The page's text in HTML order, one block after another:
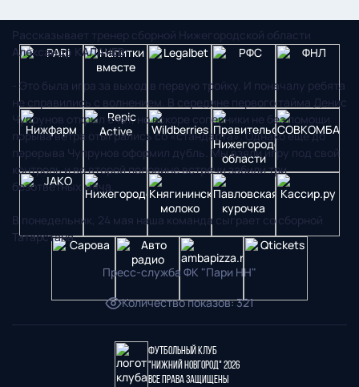
Рассказывает тренер сборной Нижегородской области
Александр КАЛАЧЕВ:
- Это была игра за выход в первую тройку. И поначалу ребята
не справились с волнением. В середине первого тайма Денис
Чупрунов открыл счет, но вскоре соперники не без помощи
порыва ветра отыгрались со «стандарта». Однако еще до
перерыва Чупрунов оформил дубль. Мы взяли игру под свой
контроль и во второй половине встречи забили три
безответных мяча.
В понедельник, 24 мая наша команда сыграет со сборной
Татарстана.
Пресс-служба ФК "Пари НН"
Количество показов:321
Футбольный клуб
"Нижний Новгород" 2026
Все права защищены